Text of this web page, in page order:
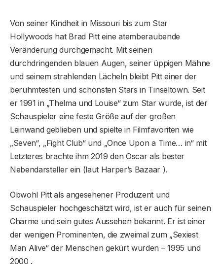
Von seiner Kindheit in Missouri bis zum Star
Hollywoods hat Brad Pitt eine atemberaubende
Veränderung durchgemacht. Mit seinen
durchdringenden blauen Augen, seiner üppigen Mähne
und seinem strahlenden Lächeln bleibt Pitt einer der
berühmtesten und schönsten Stars in Tinseltown. Seit
er 1991 in „Thelma und Louise“ zum Star wurde, ist der
Schauspieler eine feste Größe auf der großen
Leinwand geblieben und spielte in Filmfavoriten wie
„Seven“, „Fight Club“ und „Once Upon a Time… in“ mit
Letzteres brachte ihm 2019 den Oscar als bester
Nebendarsteller ein (laut Harper’s Bazaar ).
Obwohl Pitt als angesehener Produzent und
Schauspieler hochgeschätzt wird, ist er auch für seinen
Charme und sein gutes Aussehen bekannt. Er ist einer
der wenigen Prominenten, die zweimal zum „Sexiest
Man Alive“ der Menschen gekürt wurden – 1995 und
2000 .